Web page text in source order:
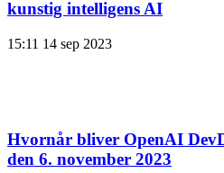
kunstig intelligens AI
15:11 14 sep 2023
Hvornår bliver OpenAI
den 6. november 2023